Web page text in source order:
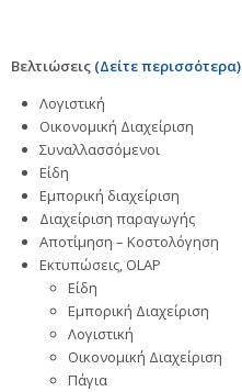
Βελτιώσεις (Δείτε περισσότερα)
Λογιστική
Οικονομική Διαχείριση
Συναλλασσόμενοι
Είδη
Εμπορική διαχείριση
Διαχείριση παραγωγής
Αποτίμηση – Κοστολόγηση
Εκτυπώσεις, OLAP
Είδη
Εμπορική Διαχείριση
Λογιστική
Οικονομική Διαχείριση
Πάγια